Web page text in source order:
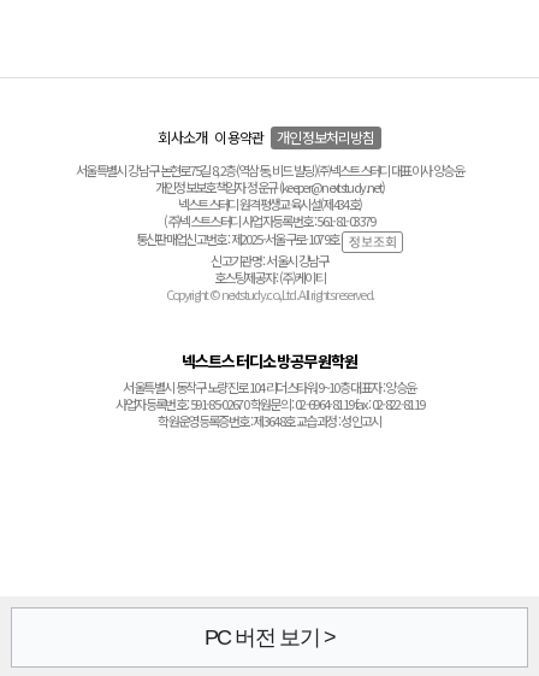
회사소개 이용약관 개인정보처리방침
서울특별시 강남구 논현로75길 8, 2층(역삼동, 비드 빌딩) ㈜넥스트스터디 대표이사 양승윤
개인정보보호책임자 정운규 (keeper@nextstudy.net)
넥스트스터디 원격평생교육시설(제434호)
(주)넥스트스터디 사업자등록번호 : 561-81-03379
통신판매업신고번호 : 제2025-서울구로-1079호
신고기관명 : 서울시 강남구
호스팅제공자 : (주)케이티
Copyright © nextstudy.co.,Ltd. All rights reserved.
넥스트스터디소방공무원학원
서울특별시 동작구 노량진로 104 리더스타워 9~10층 대표자 : 양승윤
사업자등록번호 : 591-85-02670 학원문의 : 02-6964-8119 fax : 02-822-8119
학원운영등록증번호 : 제3648호 교습과정 : 성인고시
PC 버전 보기 >